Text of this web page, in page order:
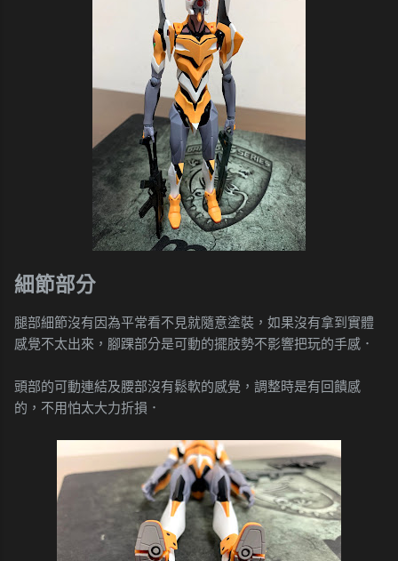
細節部分
腿部細節沒有因為平常看不見就隨意塗裝，如果沒有拿到實體
感覺不太出來，腳踝部分是可動的擺肢勢不影響把玩的手感．
頭部的可動連結及腰部沒有鬆軟的感覺，調整時是有回饋感
的，不用怕太大力折損．